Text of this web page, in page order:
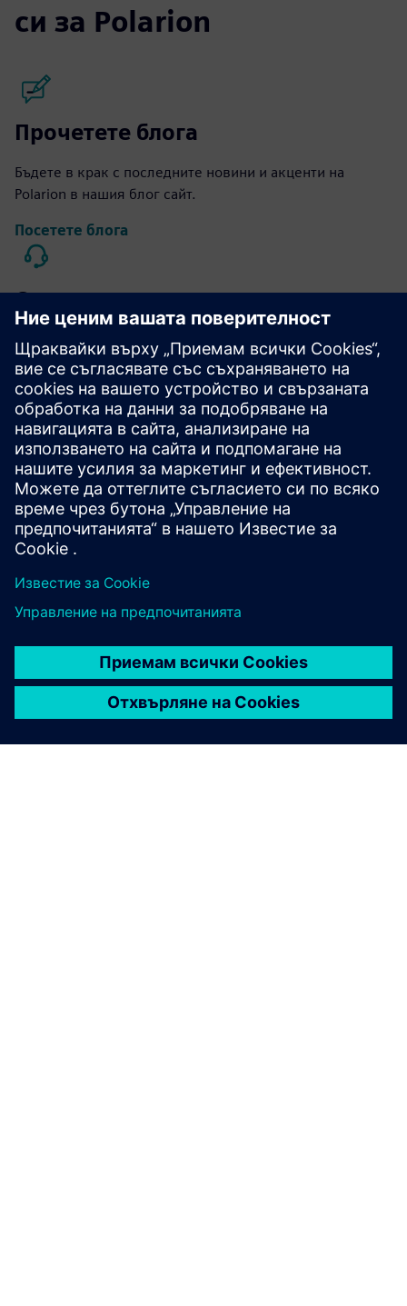
си за Polarion
Прочетете блога
Бъдете в крак с последните новини и акценти на
Polarion в нашия блог сайт.
Посетете блога
Свържете се с нас
Получете поддръжка на клиенти от световна класа за
Polarion и всички наши продукти.
Свържете се с нас
Достъп до обучение
Намерете trainings за Polarion и други продукти.
Намерете класове